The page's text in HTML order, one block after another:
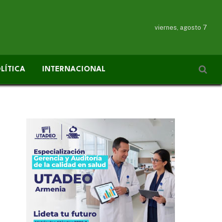
viernes, agosto 7
INTERNACIONAL